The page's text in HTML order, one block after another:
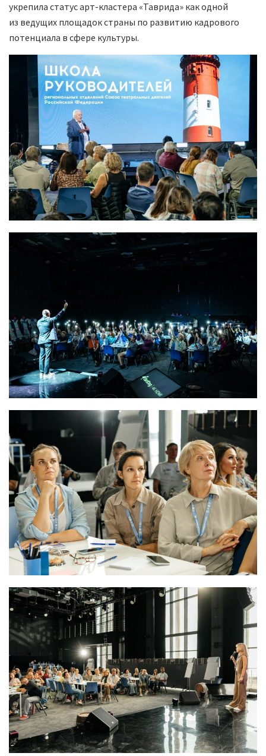
укрепила статус арт-кластера «Таврида» как одной
из ведущих площадок страны по развитию кадрового
потенциала в сфере культуры.